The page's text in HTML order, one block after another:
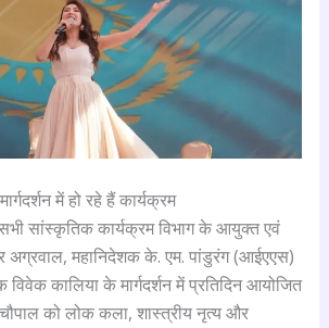
में हो रहे हैं कार्यक्रम
सांस्कृतिक कार्यक्रम विभाग के आयुक्त एवं
अग्रवाल, महानिदेशक के. एम. पांडुरंग (आईएएस)
कालिया के मार्गदर्शन में प्रतिदिन आयोजित
को लोक कला, शास्त्रीय नृत्य और